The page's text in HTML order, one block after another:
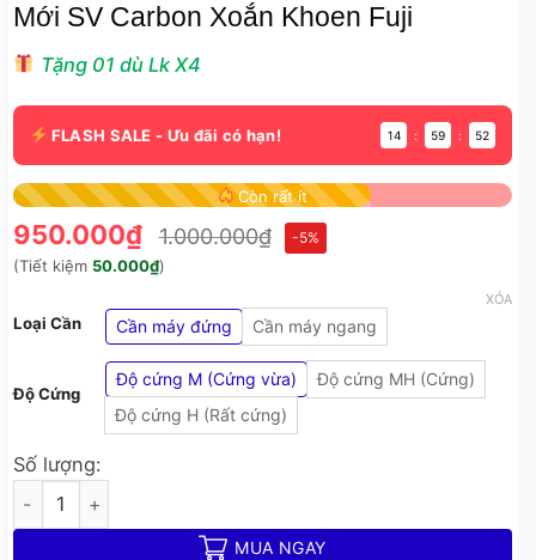
Mới SV Carbon Xoắn Khoen Fuji
Tặng 01 dù Lk X4
FLASH SALE - Ưu đãi có hạn! 14 : 59 : 51
Còn rất ít
950.000₫ 1.000.000₫ -5%
(Tiết kiệm 50.000₫)
Loại Cần Cần máy đứng Cần máy ngang
Độ Cứng
Độ cứng M (Cứng vừa)
Độ cứng MH (Cứng)
Độ cứng H (Rất cứng)
XÓA
Số lượng:
Cần Câu Lure LK Sinh Viên Phiên Bản Mới SV Carbon Xoắn
MUA NGAY